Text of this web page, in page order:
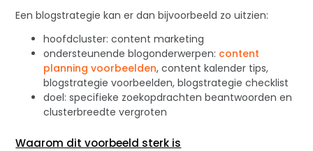
Een blogstrategie kan er dan bijvoorbeeld zo uitzien:
hoofdcluster: content marketing
ondersteunende blogonderwerpen: content
planning voorbeelden, content kalender tips,
blogstrategie voorbeelden, blogstrategie checklist
doel: specifieke zoekopdrachten beantwoorden en
clusterbreedte vergroten
Waarom dit voorbeeld sterk is